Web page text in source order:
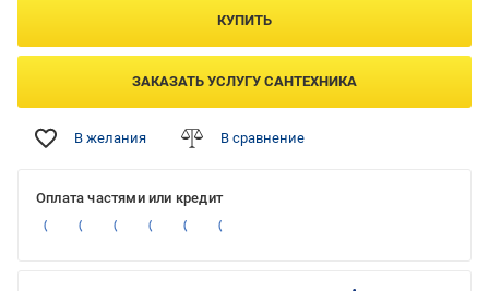
КУПИТЬ
ЗАКАЗАТЬ УСЛУГУ САНТЕХНИКА
В желания В сравнение
Оплата частями или кредит